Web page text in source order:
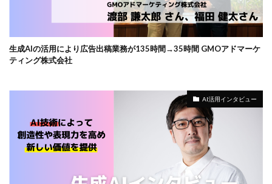
生成AIの活用により広告出稿業務が135時間→35時間 GMOアドマーケ
ティング株式会社
AI活用インタビュー